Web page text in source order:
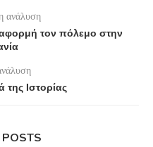
ανάλυση
αφορμή τον πόλεμο στην
Ιστορίας
POSTS